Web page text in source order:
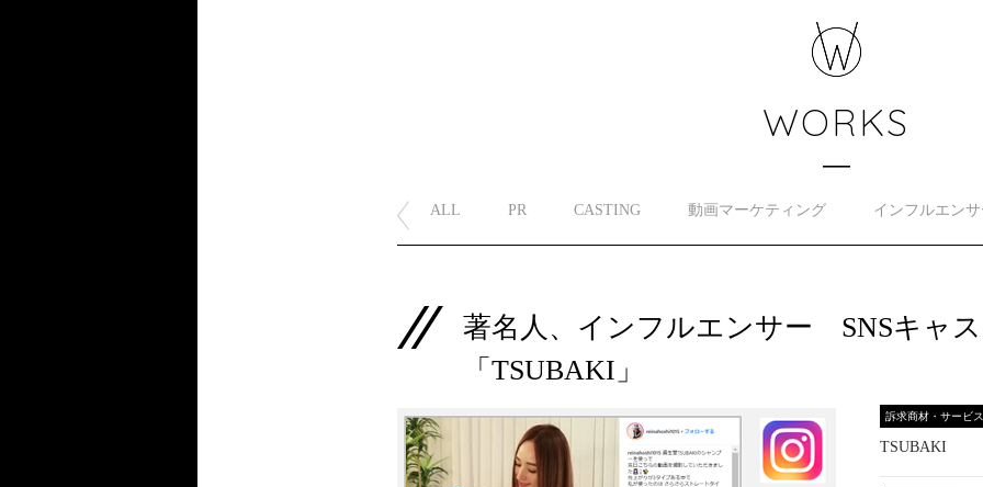
WORKS
ALL PR CASTING 動画マーケティング インフルエン
著名人、インフルエンサー SNSキャ
「TSUBAKI」
訴求商材・サービス
TSUBAKI